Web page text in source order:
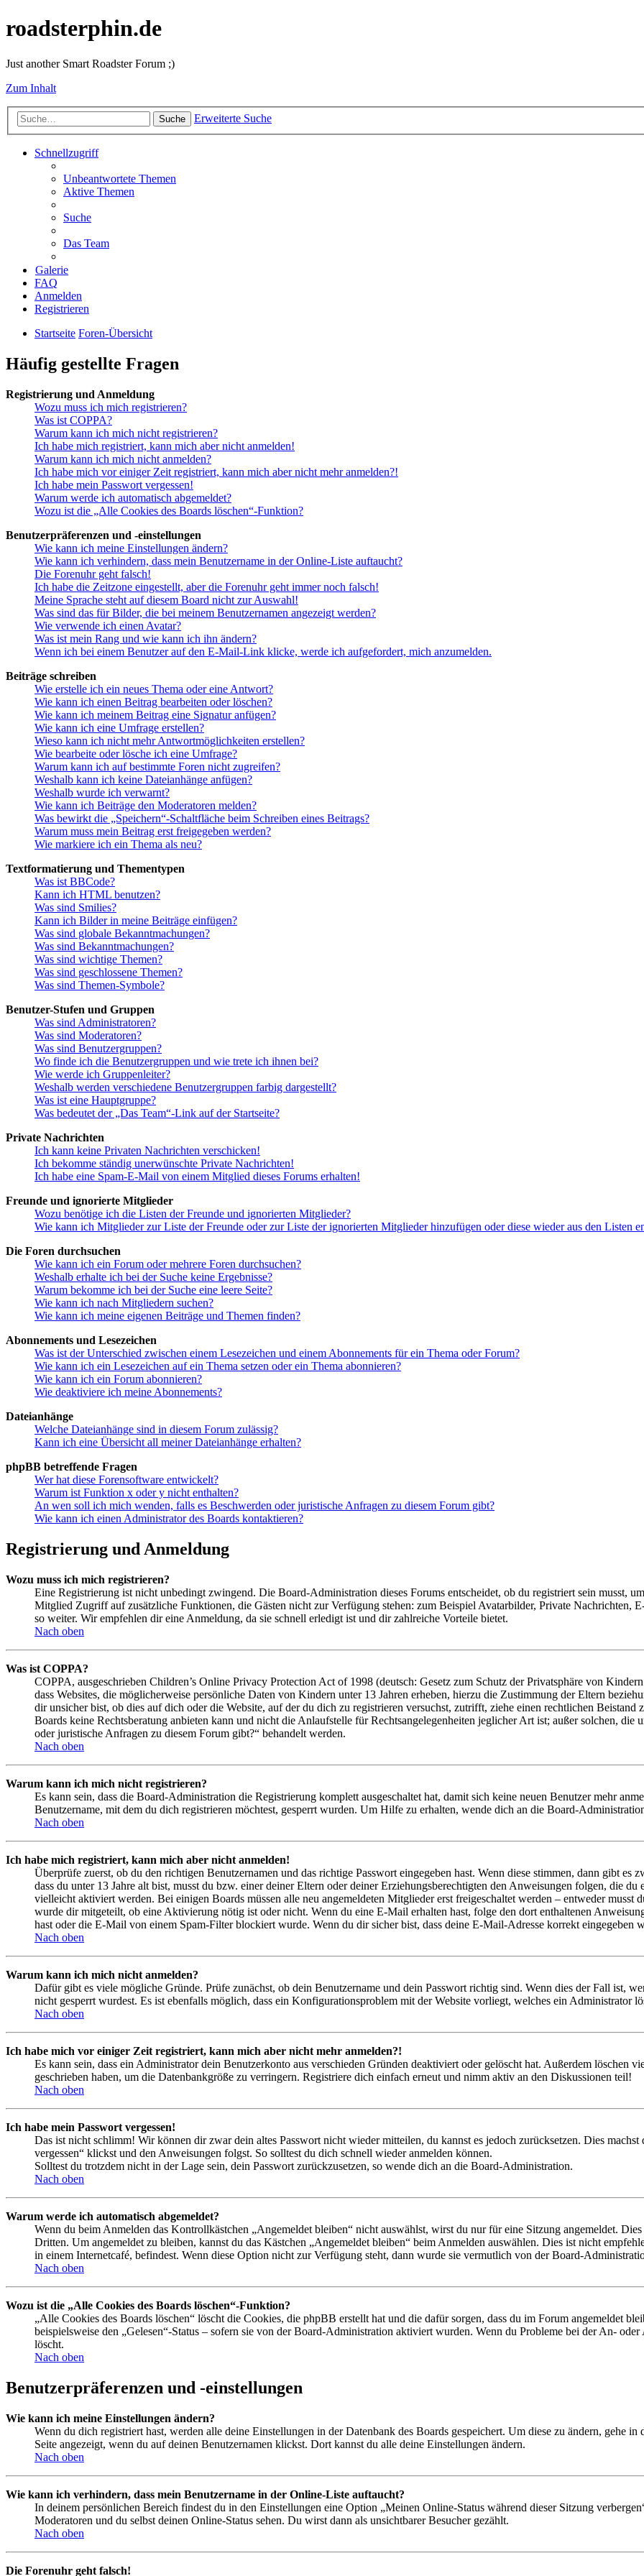
roadsterphin.de
Just another Smart Roadster Forum ;)
Zum Inhalt
Suche Erweiterte Suche
Schnellzugriff
Unbeantwortete Themen
Aktive Themen
Suche
Das Team
Galerie
FAQ
Anmelden
Registrieren
Startseite Foren-Übersicht
Häufig gestellte Fragen
Registrierung und Anmeldung
Wozu muss ich mich registrieren?
Was ist COPPA?
Warum kann ich mich nicht registrieren?
Ich habe mich registriert, kann mich aber nicht anmelden!
Warum kann ich mich nicht anmelden?
Ich habe mich vor einiger Zeit registriert, kann mich aber nicht mehr anmelden?!
Ich habe mein Passwort vergessen!
Warum werde ich automatisch abgemeldet?
Wozu ist die „Alle Cookies des Boards löschen“-Funktion?
Benutzerpräferenzen und -einstellungen
Wie kann ich meine Einstellungen ändern?
Wie kann ich verhindern, dass mein Benutzername in der Online-Liste auftaucht?
Die Forenuhr geht falsch!
Ich habe die Zeitzone eingestellt, aber die Forenuhr geht immer noch falsch!
Meine Sprache steht auf diesem Board nicht zur Auswahl!
Was sind das für Bilder, die bei meinem Benutzernamen angezeigt werden?
Wie verwende ich einen Avatar?
Was ist mein Rang und wie kann ich ihn ändern?
Wenn ich bei einem Benutzer auf den E-Mail-Link klicke, werde ich aufgefordert, mich anzumelden.
Beiträge schreiben
Wie erstelle ich ein neues Thema oder eine Antwort?
Wie kann ich einen Beitrag bearbeiten oder löschen?
Wie kann ich meinem Beitrag eine Signatur anfügen?
Wie kann ich eine Umfrage erstellen?
Wieso kann ich nicht mehr Antwortmöglichkeiten erstellen?
Wie bearbeite oder lösche ich eine Umfrage?
Warum kann ich auf bestimmte Foren nicht zugreifen?
Weshalb kann ich keine Dateianhänge anfügen?
Weshalb wurde ich verwarnt?
Wie kann ich Beiträge den Moderatoren melden?
Was bewirkt die „Speichern“-Schaltfläche beim Schreiben eines Beitrags?
Warum muss mein Beitrag erst freigegeben werden?
Wie markiere ich ein Thema als neu?
Textformatierung und Thementypen
Was ist BBCode?
Kann ich HTML benutzen?
Was sind Smilies?
Kann ich Bilder in meine Beiträge einfügen?
Was sind globale Bekanntmachungen?
Was sind Bekanntmachungen?
Was sind wichtige Themen?
Was sind geschlossene Themen?
Was sind Themen-Symbole?
Benutzer-Stufen und Gruppen
Was sind Administratoren?
Was sind Moderatoren?
Was sind Benutzergruppen?
Wo finde ich die Benutzergruppen und wie trete ich ihnen bei?
Wie werde ich Gruppenleiter?
Weshalb werden verschiedene Benutzergruppen farbig dargestellt?
Was ist eine Hauptgruppe?
Was bedeutet der „Das Team“-Link auf der Startseite?
Private Nachrichten
Ich kann keine Privaten Nachrichten verschicken!
Ich bekomme ständig unerwünschte Private Nachrichten!
Ich habe eine Spam-E-Mail von einem Mitglied dieses Forums erhalten!
Freunde und ignorierte Mitglieder
Wozu benötige ich die Listen der Freunde und ignorierten Mitglieder?
Wie kann ich Mitglieder zur Liste der Freunde oder zur Liste der ignorierten Mitglieder hinzufügen oder diese wieder aus den Listen
Die Foren durchsuchen
Wie kann ich ein Forum oder mehrere Foren durchsuchen?
Weshalb erhalte ich bei der Suche keine Ergebnisse?
Warum bekomme ich bei der Suche eine leere Seite?
Wie kann ich nach Mitgliedern suchen?
Wie kann ich meine eigenen Beiträge und Themen finden?
Abonnements und Lesezeichen
Was ist der Unterschied zwischen einem Lesezeichen und einem Abonnements für ein Thema oder Forum?
Wie kann ich ein Lesezeichen auf ein Thema setzen oder ein Thema abonnieren?
Wie kann ich ein Forum abonnieren?
Wie deaktiviere ich meine Abonnements?
Dateianhänge
Welche Dateianhänge sind in diesem Forum zulässig?
Kann ich eine Übersicht all meiner Dateianhänge erhalten?
phpBB betreffende Fragen
Wer hat diese Forensoftware entwickelt?
Warum ist Funktion x oder y nicht enthalten?
An wen soll ich mich wenden, falls es Beschwerden oder juristische Anfragen zu diesem Forum gibt?
Wie kann ich einen Administrator des Boards kontaktieren?
Registrierung und Anmeldung
Wozu muss ich mich registrieren?
Eine Registrierung ist nicht unbedingt zwingend. Die Board-Administration dieses Forums entscheidet, ob du registriert sein musst,
Mitglied Zugriff auf zusätzliche Funktionen, die Gästen nicht zur Verfügung stehen: zum Beispiel Avatarbilder, Private Nachrichten,
so weiter. Wir empfehlen dir eine Anmeldung, da sie schnell erledigt ist und dir zahlreiche Vorteile bietet.
Nach oben
Was ist COPPA?
COPPA, ausgeschrieben Children’s Online Privacy Protection Act of 1998 (deutsch: Gesetz zum Schutz der Privatsphäre von
dass Websites, die möglicherweise persönliche Daten von Kindern unter 13 Jahren erheben, hierzu die Zustimmung der Eltern
dir unsicher bist, ob dies auf dich oder die Website, auf der du dich zu registrieren versuchst, zutrifft, ziehe einen rechtlichen
Boards keine Rechtsberatung anbieten kann und nicht die Anlaufstelle für Rechtsangelegenheiten jeglicher Art ist; außer solchen,
oder juristische Anfragen zu diesem Forum gibt?“ behandelt werden.
Nach oben
Warum kann ich mich nicht registrieren?
Es kann sein, dass die Board-Administration die Registrierung komplett ausgeschaltet hat, damit sich keine neuen Benutzer mehr
Benutzername, mit dem du dich registrieren möchtest, gesperrt wurden. Um Hilfe zu erhalten, wende dich an die Board-
Nach oben
Ich habe mich registriert, kann mich aber nicht anmelden!
Überprüfe zuerst, ob du den richtigen Benutzernamen und das richtige Passwort eingegeben hast. Wenn diese stimmen, dann gibt es
dass du unter 13 Jahre alt bist, musst du bzw. einer deiner Eltern oder deiner Erziehungsberechtigten den Anweisungen folgen, die
vielleicht aktiviert werden. Bei einigen Boards müssen alle neu angemeldeten Mitglieder erst freigeschaltet werden – entweder musst
wurde dir mitgeteilt, ob eine Aktivierung nötig ist oder nicht. Wenn du eine E-Mail erhalten hast, folge den dort enthaltenen
hast oder die E-Mail von einem Spam-Filter blockiert wurde. Wenn du dir sicher bist, dass deine E-Mail-Adresse korrekt eingegeben
Nach oben
Warum kann ich mich nicht anmelden?
Dafür gibt es viele mögliche Gründe. Prüfe zunächst, ob dein Benutzername und dein Passwort richtig sind. Wenn dies der Fall ist,
nicht gesperrt wurdest. Es ist ebenfalls möglich, dass ein Konfigurationsproblem mit der Website vorliegt, welches ein Administrator
Nach oben
Ich habe mich vor einiger Zeit registriert, kann mich aber nicht mehr anmelden?!
Es kann sein, dass ein Administrator dein Benutzerkonto aus verschieden Gründen deaktiviert oder gelöscht hat. Außerdem löschen
geschrieben haben, um die Datenbankgröße zu verringern. Registriere dich einfach erneut und nimm aktiv an den Diskussionen teil!
Nach oben
Ich habe mein Passwort vergessen!
Das ist nicht schlimm! Wir können dir zwar dein altes Passwort nicht wieder mitteilen, du kannst es jedoch zurücksetzen. Dies
vergessen“ klickst und den Anweisungen folgst. So solltest du dich schnell wieder anmelden können.
Solltest du trotzdem nicht in der Lage sein, dein Passwort zurückzusetzen, so wende dich an die Board-Administration.
Nach oben
Warum werde ich automatisch abgemeldet?
Wenn du beim Anmelden das Kontrollkästchen „Angemeldet bleiben“ nicht auswählst, wirst du nur für eine Sitzung angemeldet.
Dritten. Um angemeldet zu bleiben, kannst du das Kästchen „Angemeldet bleiben“ beim Anmelden auswählen. Dies ist nicht
in einem Internetcafé, befindest. Wenn diese Option nicht zur Verfügung steht, dann wurde sie vermutlich von der Board-
Nach oben
Wozu ist die „Alle Cookies des Boards löschen“-Funktion?
„Alle Cookies des Boards löschen“ löscht die Cookies, die phpBB erstellt hat und die dafür sorgen, dass du im Forum angemeldet
beispielsweise den „Gelesen“-Status – sofern sie von der Board-Administration aktiviert wurden. Wenn du Probleme bei der An-
löscht.
Nach oben
Benutzerpräferenzen und -einstellungen
Wie kann ich meine Einstellungen ändern?
Wenn du dich registriert hast, werden alle deine Einstellungen in der Datenbank des Boards gespeichert. Um diese zu ändern, gehe
Seite angezeigt, wenn du auf deinen Benutzernamen klickst. Dort kannst du alle deine Einstellungen ändern.
Nach oben
Wie kann ich verhindern, dass mein Benutzername in der Online-Liste auftaucht?
In deinem persönlichen Bereich findest du in den Einstellungen eine Option „Meinen Online-Status während dieser Sitzung
Moderatoren und du selbst deinen Online-Status sehen. Du wirst dann als unsichtbarer Besucher gezählt.
Nach oben
Die Forenuhr geht falsch!